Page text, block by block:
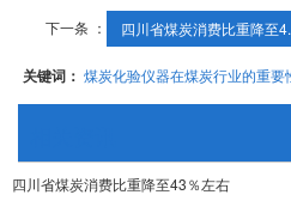
下一条 ： 四川省煤炭消费比重降至
关键词：煤炭化验仪器在煤炭行业的重要
四川省煤炭消费比重降至43％左右